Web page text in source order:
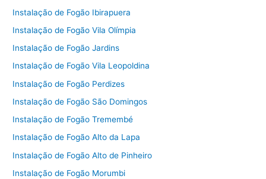
Instalação de Fogão Ibirapuera
Instalação de Fogão Vila Olímpia
Instalação de Fogão Jardins
Instalação de Fogão Vila Leopoldina
Instalação de Fogão Perdizes
Instalação de Fogão São Domingos
Instalação de Fogão Tremembé
Instalação de Fogão Alto da Lapa
Instalação de Fogão Alto de Pinheiro
Instalação de Fogão Morumbi